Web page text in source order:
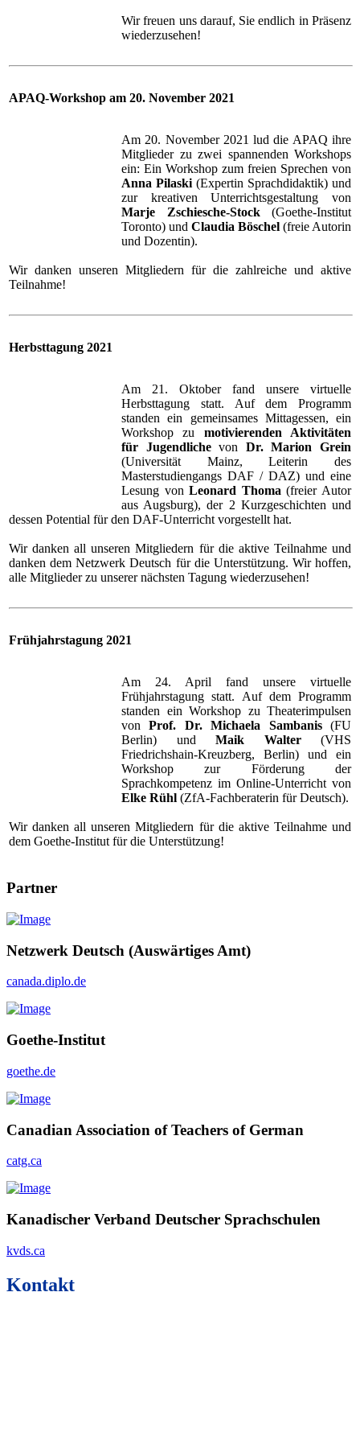
Wir freuen uns darauf, Sie endlich in Präsenz
wiederzusehen!
APAQ-Workshop am 20. November 2021
Am 20. November 2021 lud die APAQ ihre
Mitglieder zu zwei spannenden Workshops
ein: Ein Workshop zum freien Sprechen von
Anna Pilaski(Expertin Sprachdidaktik) und
zur kreativen Unterrichtsgestaltung von
Marje Zschiesche-Stock(Goethe-Institut
Toronto) und Claudia Böschel (freie Autorin
und Dozentin).
Wir danken unseren Mitgliedern für die zahlreiche und aktive
Teilnahme!
Herbsttagung 2021
Am 21. Oktober fand unsere virtuelle
Herbsttagung statt. Auf dem Programm
standen ein gemeinsames Mittagessen, ein
Workshop zu motivierenden Aktivitäten
für Jugendlichevon Dr. Marion Grein
(Universität Mainz, Leiterin des
Masterstudiengangs DAF / DAZ) und eine
Lesung vonLeonard Thoma(freier Autor
aus Augsburg), der 2 Kurzgeschichten und
dessen Potential für den DAF-Unterricht vorgestellt hat.
Wir danken all unseren Mitgliedern für die aktive Teilnahme und
danken dem Netzwerk Deutsch für die Unterstützung. Wir hoffen,
alle Mitglieder zu unserer nächsten Tagung wiederzusehen!
Frühjahrstagung 2021
Am 24. April fand unsere virtuelle
Frühjahrstagung statt. Auf dem Programm
standen ein Workshop zu Theaterimpulsen
vonProf. Dr. Michaela Sambanis(FU
Berlin) und Maik Walter(VHS
Friedrichshain-Kreuzberg, Berlin) und ein
Workshop zur Förderung der
Sprachkompetenz im Online-Unterricht von
Elke Rühl (ZfA-Fachberaterin für Deutsch).
Wir danken all unseren Mitgliedern für die aktive Teilnahme und
dem Goethe-Institut für die Unterstützung!
Partner
Netzwerk Deutsch (Auswärtiges Amt)
canada.diplo.de
Goethe-Institut
goethe.de
Canadian Association of Teachers of German
catg.ca
Kanadischer Verband Deutscher Sprachschulen
kvds.ca
Kontakt